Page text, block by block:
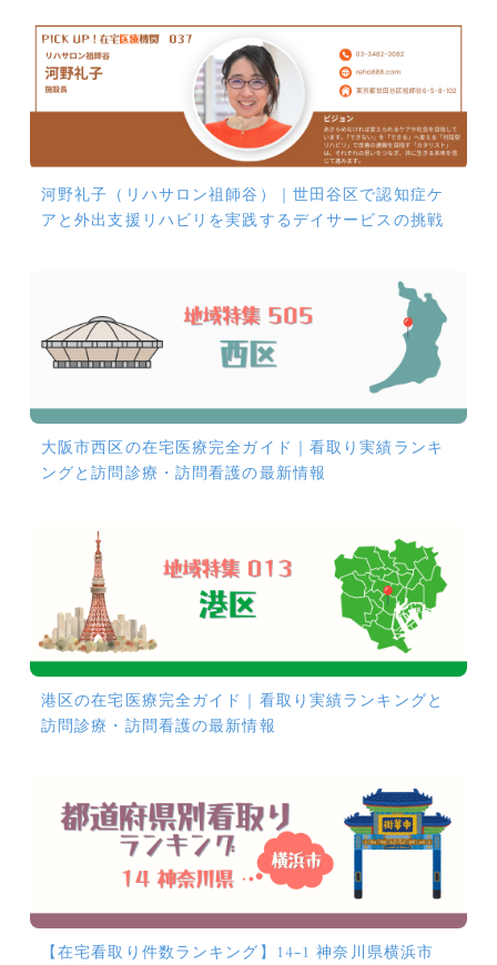
河野礼子（リハサロン祖師谷）｜世田谷区で認知症ケ
アと外出支援リハビリを実践するデイサービスの挑戦
大阪市西区の在宅医療完全ガイド｜看取り実績ランキ
ングと訪問診療・訪問看護の最新情報
港区の在宅医療完全ガイド｜看取り実績ランキングと
訪問診療・訪問看護の最新情報
【在宅看取り件数ランキング】14-1 神奈川県横浜市